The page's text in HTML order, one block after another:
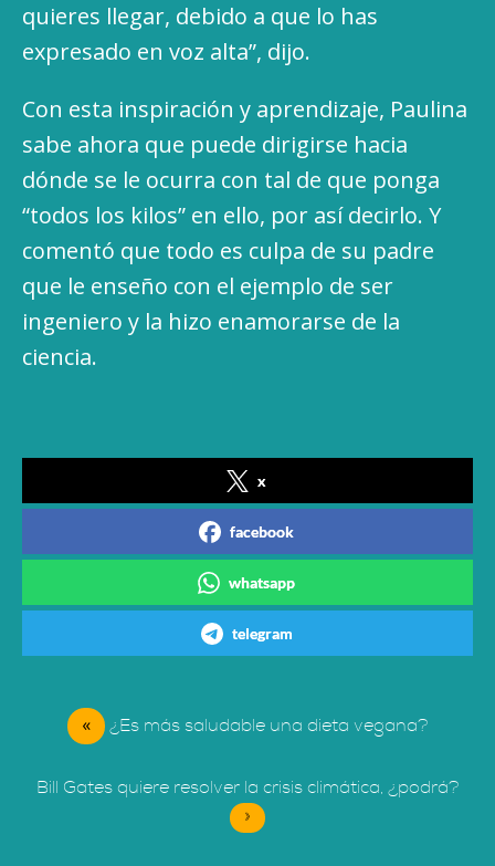
quieres llegar, debido a que lo has
expresado en voz alta”, dijo.
Con esta inspiración y aprendizaje, Paulina
sabe ahora que puede dirigirse hacia
dónde se le ocurra con tal de que ponga
“todos los kilos” en ello, por así decirlo. Y
comentó que todo es culpa de su padre
que le enseño con el ejemplo de ser
ingeniero y la hizo enamorarse de la
ciencia.
x
facebook
whatsapp
telegram
« ¿Es más saludable una dieta vegana?
Bill Gates quiere resolver la crisis climática, ¿podrá?
»